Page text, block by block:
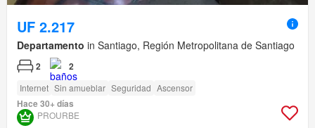
UF 2.217
Departamento in Santiago, Región Metropolitana de Santiago
2 2
Internet Sin amueblar Seguridad Ascensor
Hace 30+ días
PROURBE